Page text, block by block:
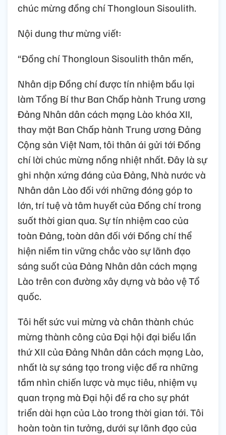
chúc mừng đồng chí Thongloun Sisoulith.
Nội dung thư mừng viết:
“Đồng chí Thongloun Sisoulith thân mến,
Nhân dịp Đồng chí được tín nhiệm bầu lại
làm Tổng Bí thư Ban Chấp hành Trung ương
Đảng Nhân dân cách mạng Lào khóa XII,
thay mặt Ban Chấp hành Trung ương Đảng
Cộng sản Việt Nam, tôi thân ái gửi tới Đồng
chí lời chúc mừng nồng nhiệt nhất. Đây là sự
ghi nhận xứng đáng của Đảng, Nhà nước và
Nhân dân Lào đối với những đóng góp to
lớn, trí tuệ và tâm huyết của Đồng chí trong
suốt thời gian qua. Sự tín nhiệm cao của
toàn Đảng, toàn dân đối với Đồng chí thể
hiện niềm tin vững chắc vào sự lãnh đạo
sáng suốt của Đảng Nhân dân cách mạng
Lào trên con đường xây dựng và bảo vệ Tổ
quốc.
Tôi hết sức vui mừng và chân thành chúc
mừng thành công của Đại hội đại biểu lần
thứ XII của Đảng Nhân dân cách mạng Lào,
nhất là sự sáng tạo trong việc đề ra những
tầm nhìn chiến lược và mục tiêu, nhiệm vụ
quan trọng mà Đại hội đề ra cho sự phát
triển dài hạn của Lào trong thời gian tới. Tôi
hoàn toàn tin tưởng, dưới sự lãnh đạo của